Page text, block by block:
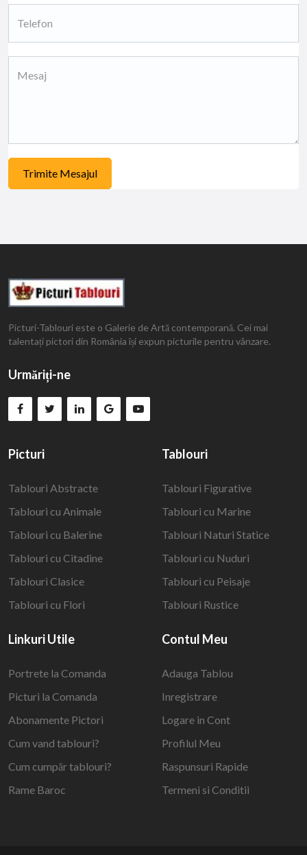
Trimite Mesajul
Picturi-Tablouri este o Galerie de Artă contemporană. Cei mai
talentați pictori din România își expun picturile pentru vânzare.
Urmăriți-ne
Picturi
Tablouri Abstracte
Tablouri cu Animale
Tablouri cu Balerine
Tablouri cu Citadine
Tablouri Clasice
Tablouri cu Flori
Tablouri
Tablouri Figurative
Tablouri cu Marine
Tablouri Naturi Statice
Tablouri cu Nuduri
Tablouri cu Peisaje
Tablouri Rustice
Linkuri Utile
Portrete la Comanda
Picturi la Comanda
Abonamente Pictori
Cum vand tablouri?
Cum cumpăr tablouri?
Rame Baroc
Contul Meu
Adauga Tablou
Inregistrare
Logare in Cont
Profilul Meu
Raspunsuri Rapide
Termeni si Conditii